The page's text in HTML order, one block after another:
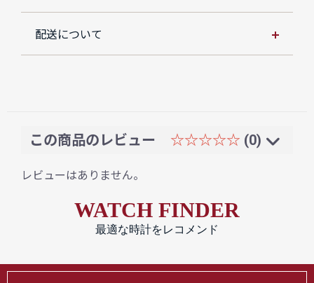
配送について
この商品のレビュー ☆☆☆☆☆ (0)
レビューはありません。
WATCH FINDER
最適な時計をレコメンド